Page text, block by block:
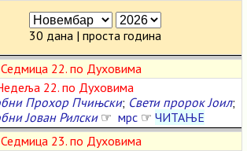
30 дана | проста година
Седмица 22. по Духовима
22. по Духовима
Прохор Пчињски; Свети пророк Јоил;
Јован Рилски☞ мрс ☞ ЧИТАЊЕ
Седмица 23. по Духовима